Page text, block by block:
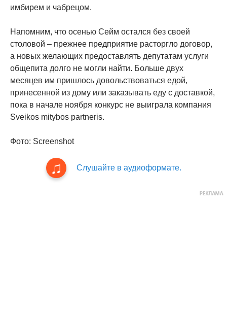
имбирем и чабрецом.
Напомним, что осенью Сейм остался без своей
столовой – прежнее предприятие расторгло договор,
а новых желающих предоставлять депутатам услуги
общепита долго не могли найти. Больше двух
месяцев им пришлось довольствоваться едой,
принесенной из дому или заказывать еду с доставкой,
пока в начале ноября конкурс не выиграла компания
Sveikos mitybos partneris.
Фото: Screenshot
Слушайте в аудиоформате.